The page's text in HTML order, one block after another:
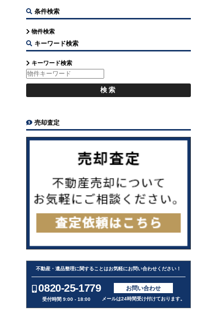
条件検索
物件検索
キーワード検索
キーワード検索
売却査定
不動産・遺品整理に関することはお気軽にお問い合わせください！
0820-25-1779
受付時間 9:00 - 18:00
お問い合わせ
メールは24時間受け付けております。